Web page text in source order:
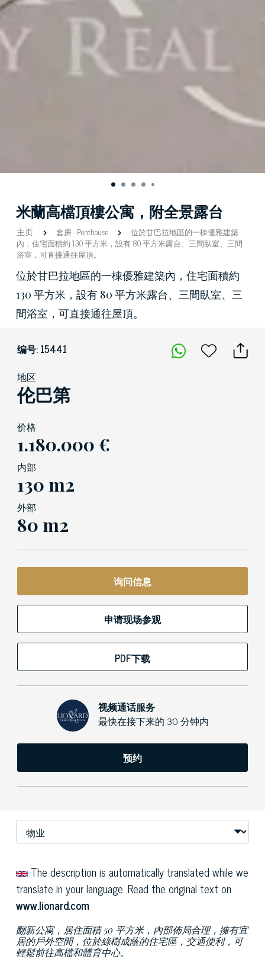
米蘭高檔頂樓公寓，附全景露台
主页 套房-Penthouse
位於甘巴拉地區的一棟優雅建築
內，住宅面積約 130 平方米，設有 80 平方米露台、三間臥室、三間
浴室，可直接通往屋頂。
位於甘巴拉地區的一棟優雅建築內，住宅面積約
130 平方米，設有 80 平方米露台、三間臥室、三
間浴室，可直接通往屋頂。
编号: 15441
地区
伦巴第
价格
1.180.000 €
内部
130 m2
外部
80 m2
询问信息
申请现场参观
PDF下载
视频通话服务
最快在接下来的 30 分钟内
预约
The description is automatically translated while we
translate in your language. Read the original text on
www.lionard.com
翻新公寓，居住面積 50 平方米，內部佈局合理，擁有宜
居的戶外空間，位於綠樹成蔭的住宅區，交通便利，可
輕鬆前往高檔和體育中心。